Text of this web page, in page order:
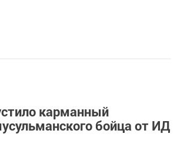
карманный
бойца от ИД